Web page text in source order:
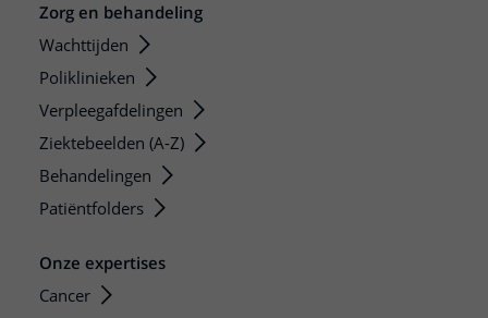
Zorg en behandeling
Wachttijden
Poliklinieken
Verpleegafdelingen
Ziektebeelden (A-Z)
Behandelingen
Patiëntfolders
Onze expertises
Cancer